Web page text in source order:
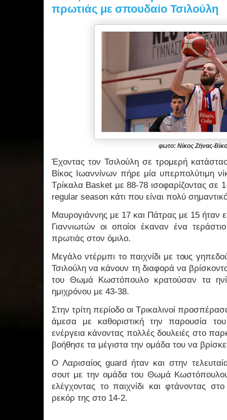
πρωτιάς με σπουδαίο Τσιλούλη
φωτο: Νίκος Ζήνας-
Έχοντας τον Τσιλούλη σε τρομερή
Βίκος Ιωαννίνων πήρε μία υπερπολύτιμη
Τρίκαλα Basket με 88-78 ισοφαρίζοντας σε
regular season κάτι που είναι πολύ
Μαυρογιάννης με 17 και Πάτρας με 15 ήταν
Γιαννιωτών οι οποίοι έκαναν ένα
πρωτιάς στον όμιλο.
Μεγάλο ντέρμπι το παιχνίδι με τους
Τσιλούλη να κάνουν τη διαφορά να
του Θωμά Κωστόπουλο κρατούσαν τα
ημιχρόνου με 43-38.
Στην τρίτη περίοδο οι Τρικαλινοί
άμεσα με καθοριστική την παρουσία
ενέργεια κάνοντας πολλές δουλειές στο
βοήθησε τα μέγιστα την ομάδα του να
Ο Λαρισαίος guard ήταν και στην
σουτ με την ομάδα του Θωμά
ελέγχοντας το παιχνίδι και φτάνοντας
ρεκόρ της στο 14-2.